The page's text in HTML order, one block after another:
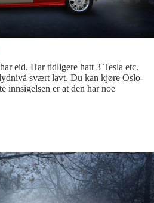
eid. Har tidligere hatt 3 Tesla etc.
svært lavt. Du kan kjøre Oslo-
innsigelsen er at den har noe